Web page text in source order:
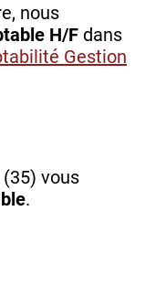
nous
H/F dans
Gestion
vous
.